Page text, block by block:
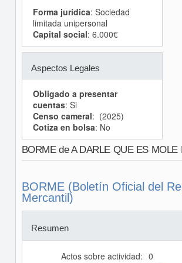
Forma jurídica: Sociedad
limitada unipersonal
Capital social: 6.000€
Aspectos Legales
Obligado a presentar
cuentas: Si
Censo cameral: (2025)
Cotiza en bolsa: No
BORME de A DARLE QUE ES MOLE
BORME (Boletín Oficial del
Mercantil)
Resumen
Actos sobre actividad: 0